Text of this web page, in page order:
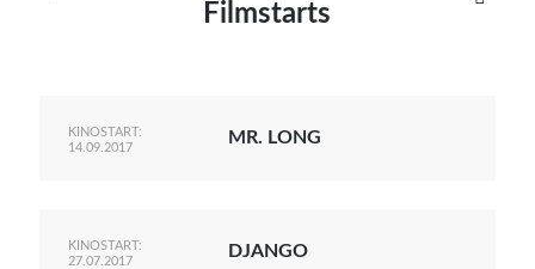
Filmstarts
KINOSTART:
14.09.2017
MR. LONG
KINOSTART:
27.07.2017
DJANGO